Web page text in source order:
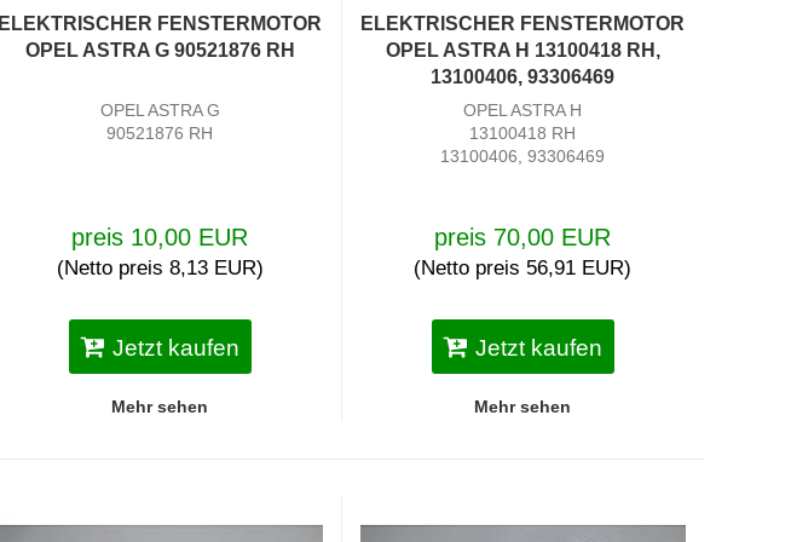
ELEKTRISCHER FENSTERMOTOR
OPEL ASTRA G 90521876 RH
OPEL ASTRA G
90521876 RH
preis 10,00 EUR
(Netto preis 8,13 EUR)
Jetzt kaufen
Mehr sehen
ELEKTRISCHER FENSTERMOTOR
OPEL ASTRA H 13100418 RH,
13100406, 93306469
OPEL ASTRA H
13100418 RH
13100406, 93306469
preis 70,00 EUR
(Netto preis 56,91 EUR)
Jetzt kaufen
Mehr sehen